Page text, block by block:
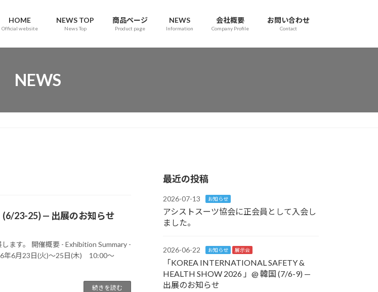
HOME
Official website
NEWS TOP
News Top
商品ページ
Product page
NEWS
Information
会社概要
Company Profile
お問い合わせ
Contact
NEWS
(6/23-25) — 出展のお知らせ
ます。 開催概要 - Exhibition Summary -
年6月23日(火)～25日(木) 10:00～
続きを読む
最近の投稿
2026-07-13 お知らせ
アシストスーツ協会に正会員として入会し
ました。
2026-06-22 お知らせ 展示会
「KOREA INTERNATIONAL SAFETY &
HEALTH SHOW 2026 」@ 韓国 (7/6-9) —
出展のお知らせ